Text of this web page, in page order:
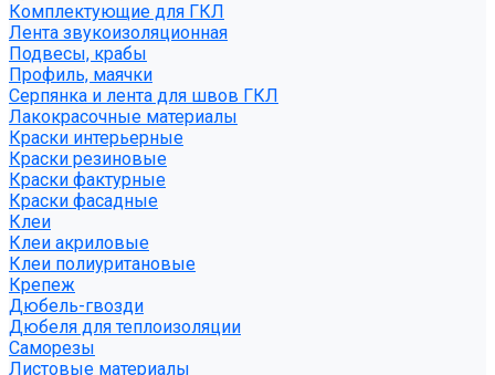
Комплектующие для ГКЛ
Лента звукоизоляционная
Подвесы, крабы
Профиль, маячки
Серпянка и лента для швов ГКЛ
Лакокрасочные материалы
Краски интерьерные
Краски резиновые
Краски фактурные
Краски фасадные
Клеи
Клеи акриловые
Клеи полиуритановые
Крепеж
Дюбель-гвозди
Дюбеля для теплоизоляции
Саморезы
Листовые материалы